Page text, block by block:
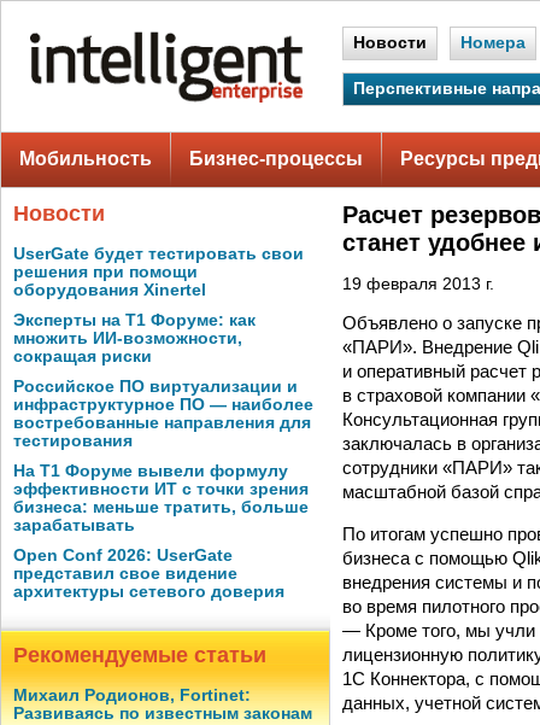
Новости Номера
Перспективные
Мобильность Бизнес-процессы Ресурсы
Новости
UserGate будет тестировать свои
решения при помощи
оборудования Xinertel
Эксперты на Т1 Форуме: как
множить ИИ-возможности,
сокращая риски
Российское ПО виртуализации и
инфраструктурное ПО — наиболее
востребованные направления для
тестирования
На Т1 Форуме вывели формулу
эффективности ИТ с точки зрения
бизнеса: меньше тратить, больше
зарабатывать
Open Conf 2026: UserGate
представил свое видение
архитектуры сетевого доверия
Рекомендуемые статьи
Михаил Родионов, Fortinet:
Развиваясь по известным законам
Расчет
станет удобнее
19 февраля 2013 г.
Объявлено о запуске
«ПАРИ». Внедрение
и оперативный расчет
в страховой компании
Консультационная
заключалась в
сотрудники «ПАРИ»
масштабной базой
По итогам успешно
бизнеса с помощью
внедрения системы и
во время пилотного
— Кроме того, мы учли
лицензионную
1C Коннектора, с
данных, учетной